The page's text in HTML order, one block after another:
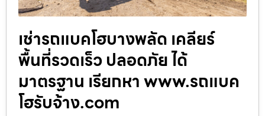
เช่ารถแบคโฮบางพลัด เคลียร์
พื้นที่รวดเร็ว ปลอดภัย ได้
มาตรฐาน เรียกหา www.รถแบค
โฮรับจ้าง.com